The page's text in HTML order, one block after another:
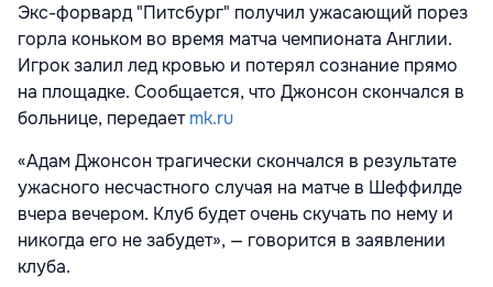
Экс-форвард "Питсбург" получил ужасающий порез
горла коньком во время матча чемпионата Англии.
Игрок залил лед кровью и потерял сознание прямо
на площадке. Сообщается, что Джонсон скончался в
больнице, передаетmk.ru
«Адам Джонсон трагически скончался в результате
ужасного несчастного случая на матче в Шеффилде
вчера вечером. Клуб будет очень скучать по нему и
никогда его не забудет», — говорится в заявлении
клуба.